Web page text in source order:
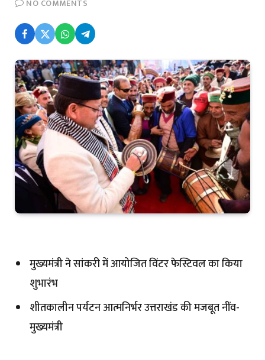
NO COMMENTS
मुख्यमंत्री ने सांकरी में आयोजित विंटर फेस्टिवल का किया
शुभारंभ
शीतकालीन पर्यटन आत्मनिर्भर उत्तराखंड की मजबूत नींव-
मुख्यमंत्री